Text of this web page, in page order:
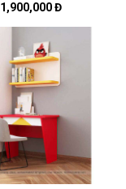
1,900,000 Đ